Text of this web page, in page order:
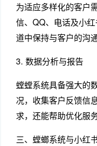
为适应多样化的客户
信、QQ、电话及小
道中保持与客户的沟
3. 数据分析与报告
螳螳系统具备强大的
况，收集客户反馈信
求，还能帮助优化服
三、螳螂系统与小红